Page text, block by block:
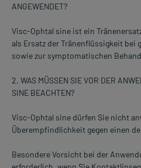
ANGEWENDET?
Visc-Ophtal sine ist ein
als Ersatz der Tränenflüssigkeit bei
sowie zur symptomatischen
2. WAS MÜSSEN SIE VOR DER
SINE BEACHTEN?
Visc-Ophtal sine dürfen Sie nicht
Überempfindlichkeit gegen einen
Besondere Vorsicht bei der